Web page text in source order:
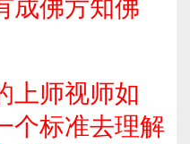
成佛方知佛
师视师如
个标准去理解